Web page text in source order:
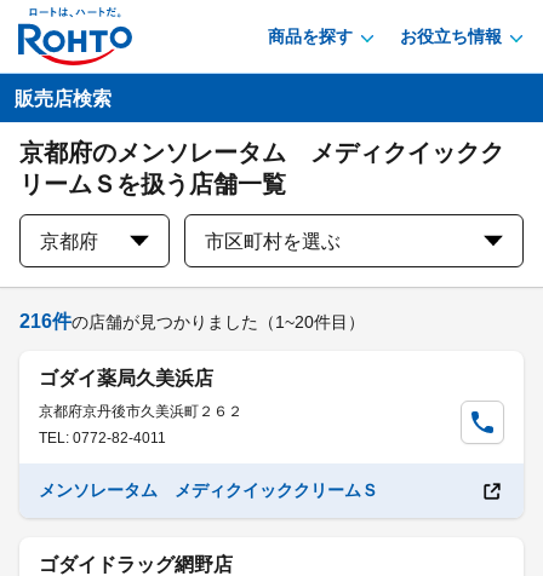
商品を探す お役立ち情報
販売店検索
京都府のメンソレータム メディクイックク
リームＳを扱う店舗一覧
京都府 市区町村を選ぶ
216件の店舗が見つかりました （1~20件目）
ゴダイ薬局久美浜店
京都府京丹後市久美浜町２６２
TEL: 0772-82-4011
メンソレータム メディクイッククリームＳ
ゴダイドラッグ網野店